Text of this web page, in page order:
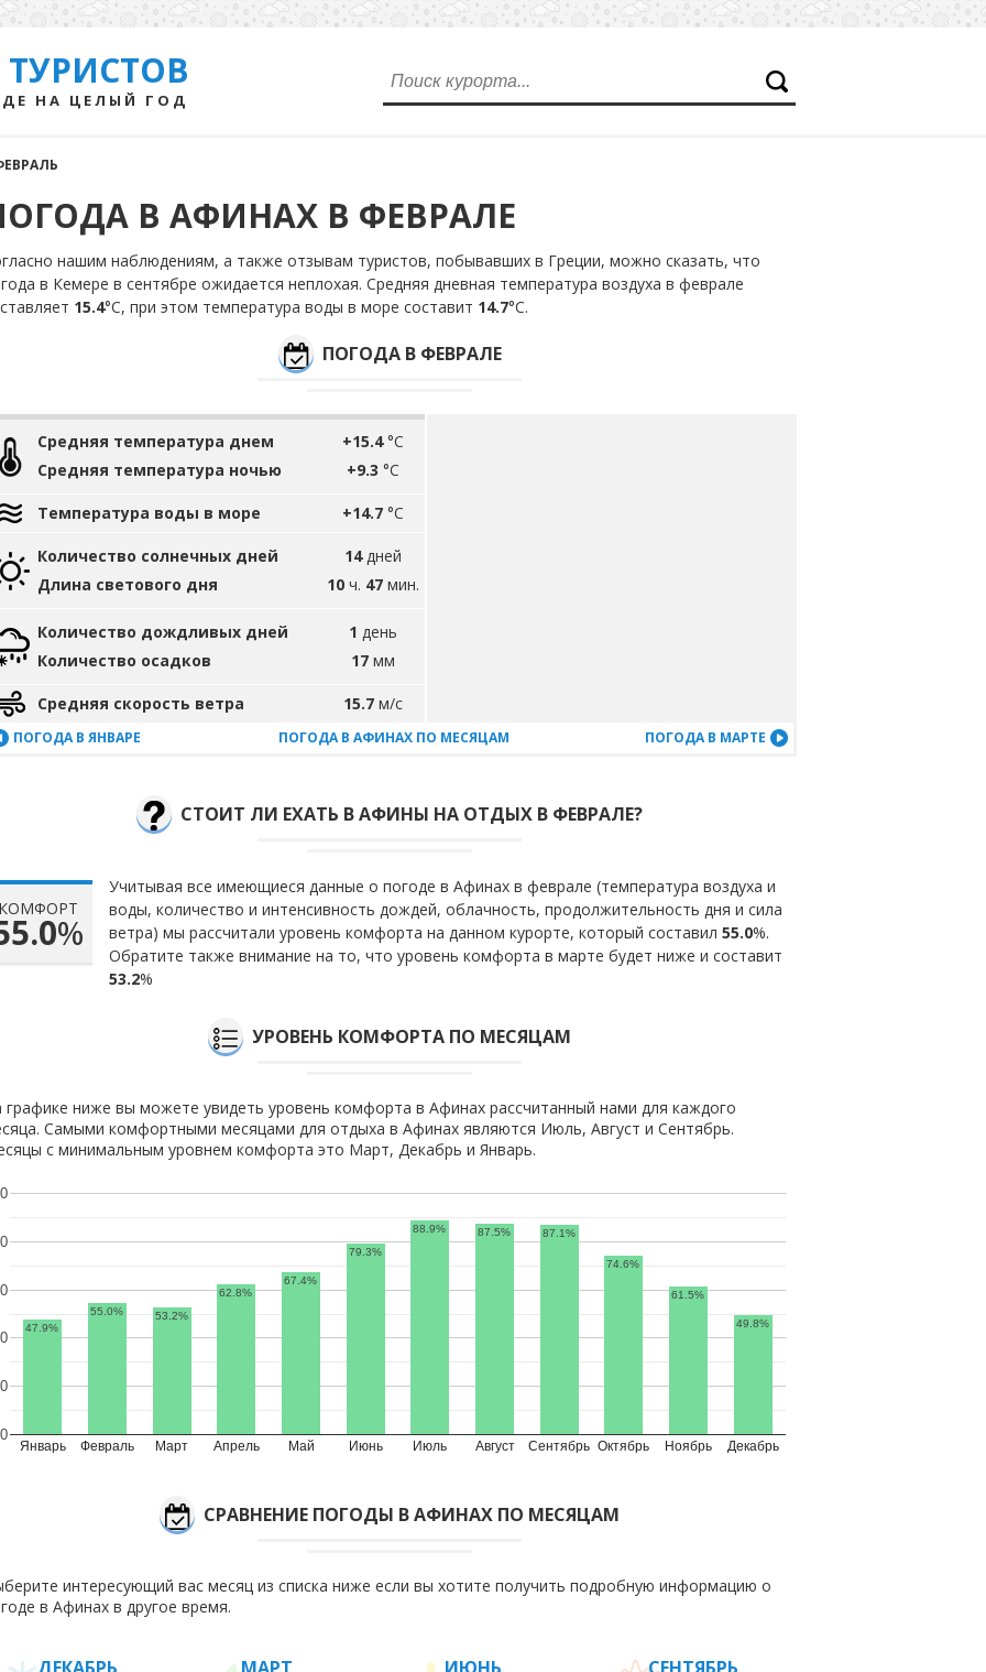
НА ЦЕЛЫЙ ГОД
В АФИНАХ В ФЕВРАЛЕ
нашим наблюдениям, а также отзывам туристов, побывавших в Греции, можно сказать, что
в Кемере в сентябре ожидается неплохая. Средняя дневная температура воздуха в феврале
15.4°С, при этом температура воды в море составит 14.7°С.
ПОГОДА В ФЕВРАЛЕ
Средняя температура днем
Средняя температура ночью
+15.4°C
+9.3 °C
Температура воды в море +14.7 °C
Количество солнечных дней
Длина светового дня
14дней
10 ч. 47 мин.
Количество дождливых дней
Количество осадков
1 день
17 мм
Средняя скорость ветра 15.7 м/с
ПОГОДА В ЯНВАРЕ ПОГОДА В АФИНАХ ПО МЕСЯЦАМ ПОГОДА В МАРТЕ
СТОИТ ЛИ ЕХАТЬ В АФИНЫ НА ОТДЫХ В ФЕВРАЛЕ?
КОМФОРТ
%
Учитывая все имеющиеся данные о погоде в Афинах в феврале (температура воздуха и
воды, количество и интенсивность дождей, облачность, продолжительность дня и сила
ветра) мы рассчитали уровень комфорта на данном курорте, который составил 55.0%.
Обратите также внимание на то, что уровень комфорта в марте будет ниже и составит
53.2%
УРОВЕНЬ КОМФОРТА ПО МЕСЯЦАМ
графике ниже вы можете увидеть уровень комфорта в Афинах рассчитанный нами для каждого
Самыми комфортными месяцами для отдыха в Афинах являются Июль, Август и Сентябрь.
с минимальным уровнем комфорта это Март, Декабрь и Январь.
Январь Февраль Март Апрель Май Июнь Июль Август Сентябрь Октябрь Ноябрь Декабрь
0
47.9%
55.0% 53.2%
62.8%
67.4%
79.3%
88.9% 87.5% 87.1%
74.6%
61.5%
49.8%
СРАВНЕНИЕ ПОГОДЫ В АФИНАХ ПО МЕСЯЦАМ
интересующий вас месяц из списка ниже если вы хотите получить подробную информацию о
в Афинах в другое время.